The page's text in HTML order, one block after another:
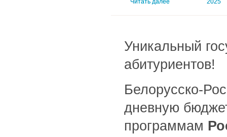
Уникальный
абитуриентов!
Белорусско-
дневную
программам